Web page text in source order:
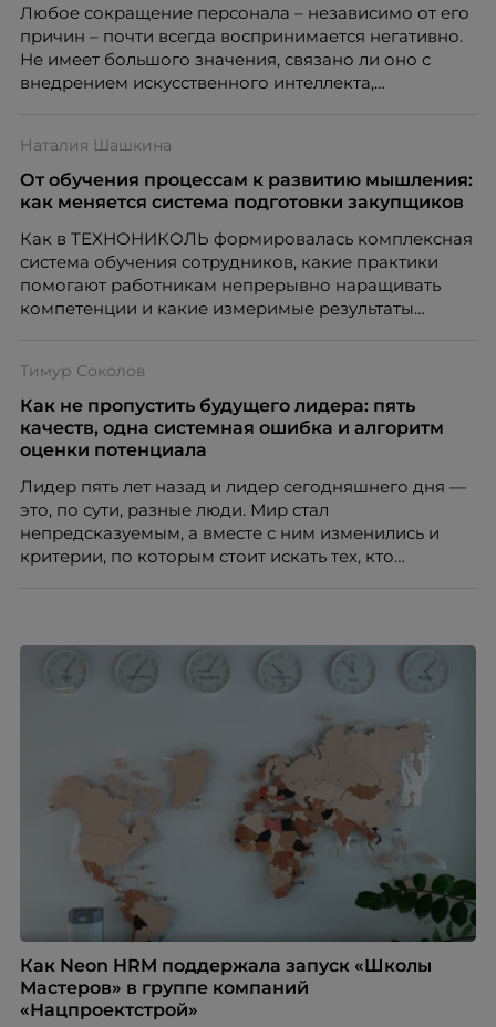
Любое сокращение персонала – независимо от его
причин – почти всегда воспринимается негативно.
Не имеет большого значения, связано ли оно с
внедрением искусственного интеллекта,
структуры компании. Для сотрудников сокращения
означают потерю стабильности, а для внешнего
рынка становятся сигналом о возможных
нередко превращаются в фактор, который
негативно влияет HR-бренд работодателя.
Наталия Шашкина
От обучения процессам к развитию мышления:
как меняется система подготовки закупщиков
Как в ТЕХНОНИКОЛЬ формировалась комплексная
система обучения сотрудников, какие практики
помогают работникам непрерывно наращивать
компетенции и какие измеримые результаты
закупкам направления «Минеральная изоляция»
компании ТЕХНОНИКОЛЬ.
Тимур Соколов
Как не пропустить будущего лидера: пять
качеств, одна системная ошибка и алгоритм
оценки потенциала
Лидер пять лет назад и лидер сегодняшнего дня —
это, по сути, разные люди. Мир стал
непредсказуемым, а вместе с ним изменились и
критерии, по которым стоит искать тех, кто
системы оценки часто упускают самых талантливых
людей и как выявить лидерский потенциал ещё до
того, как он проявится в цифрах KPI, рассказывает
Тимур Соколов, ключевой эксперт по
стратегическому развитию и формированию
культуры лидерства в организациях.
Как Neon HRM поддержала запуск «Школы
Мастеров» в группе компаний
«Нацпроектстрой»